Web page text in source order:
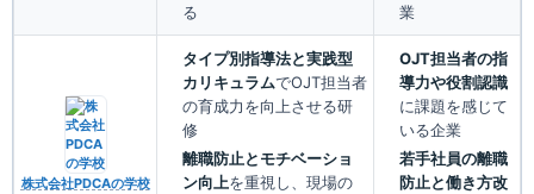
る
業
株式会社PDCAの学校
タイプ別指導法と実践型
カリキュラムでOJT担当者
の育成力を向上させる研
修
離職防止とモチベーショ
ン向上を重視し、現場の
OJT担当者の指
導力や役割認識
に課題を感じて
いる企業
若手社員の離職
防止と働き方改